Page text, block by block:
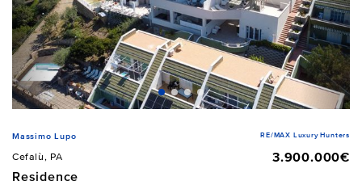
Massimo Lupo RE/MAX Luxury Hunters
Cefalù, PA
3.900.000€
Residence